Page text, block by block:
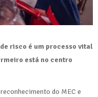
risco é um processo vital
está no centro
do MEC e